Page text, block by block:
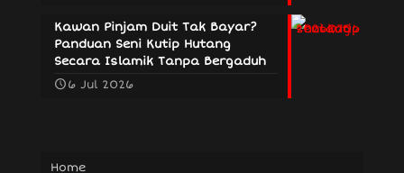
Kawan Pinjam Duit Tak Bayar?
Panduan Seni Kutip Hutang
Secara Islamik Tanpa Bergaduh
6 Jul 2026
Home